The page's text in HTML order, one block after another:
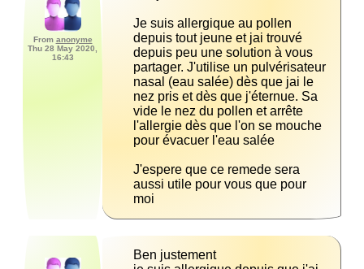
From anonyme
Thu 28 May 2020,
16:43
Je suis allergique au pollen
depuis tout jeune et jai trouvé
depuis peu une solution à vous
partager. J'utilise un pulvérisateur
nasal (eau salée) dès que jai le
nez pris et dès que j'éternue. Sa
vide le nez du pollen et arrête
l'allergie dès que l'on se mouche
J'espere que ce remede sera
aussi utile pour vous que pour
moi